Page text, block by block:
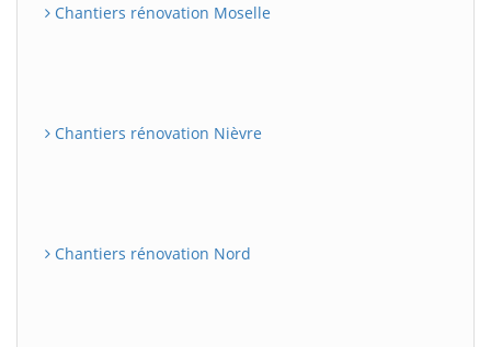
Chantiers rénovation Moselle
Chantiers rénovation Nièvre
Chantiers rénovation Nord